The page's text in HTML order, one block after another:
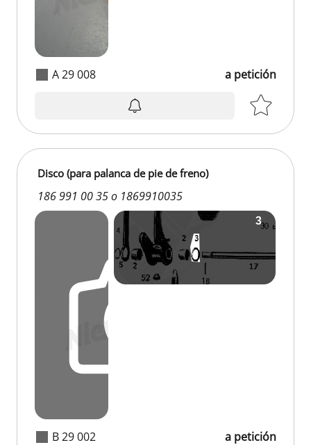
A 29 008 a petición
B 29 002
Disco (para palanca de pie de freno)
186 991 00 35 o 1869910035
a petición